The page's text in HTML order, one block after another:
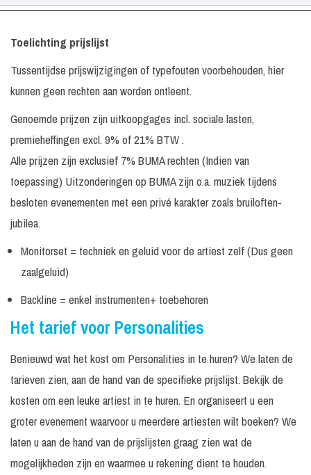
Chocolate In overleg N.v.t. aanvraag
Ladys in Red In overleg
Miss
Champagne
Prijs op
aanvraag
Miss Champagne
Miss Champagne
Mini In overleg Prijs op
Miss Oliebol In overleg N.v.t.
Miss Valentine In overleg N.v.t. Prijs op
aanvraag
Mister en Miss
Valentine In overleg N.v.t. Prijs op
aanvraag
Patty Pitt aanvraag
Toelichting prijslijst
Tussentijdse prijswijzigingen of typefouten voorbehouden, hier
kunnen geen rechten aan worden ontleent.
Genoemde prijzen zijn uitkoopgages incl. sociale lasten,
premieheffingen excl. 9% of 21% BTW .
Alle prijzen zijn exclusief 7% BUMA rechten (Indien van
toepassing) Uitzonderingen op BUMA zijn o.a. muziek tijdens
besloten evenementen met een privé karakter zoals bruiloften-
jubilea.
Monitorset = techniek en geluid voor de artiest zelf (Dus geen
zaalgeluid)
Backline = enkel instrumenten+ toebehoren
Het tarief voor Personalities
Benieuwd wat het kost om Personalities in te huren? We laten de
tarieven zien, aan de hand van de specifieke prijslijst. Bekijk de
kosten om een leuke artiest in te huren. En organiseert u een
groter evenement waarvoor u meerdere artiesten wilt boeken? We
laten u aan de hand van de prijslijsten graag zien wat de
mogelijkheden zijn en waarmee u rekening dient te houden.